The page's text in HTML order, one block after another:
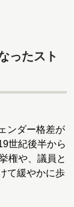
ったスト
ンダー格差が
世紀後半から
権や、議員と
て緩やかに歩